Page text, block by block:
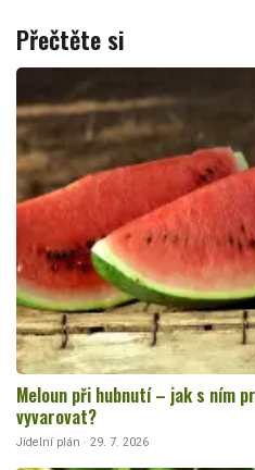
Přečtěte si
Meloun při hubnutí – jak s ním
vyvarovat?
Jídelní plán · 29. 7. 2026